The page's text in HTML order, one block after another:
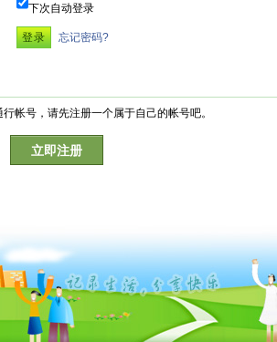
下次自动登录
忘记密码?
帐号，请先注册一个属于自己的帐号吧。
立即注册